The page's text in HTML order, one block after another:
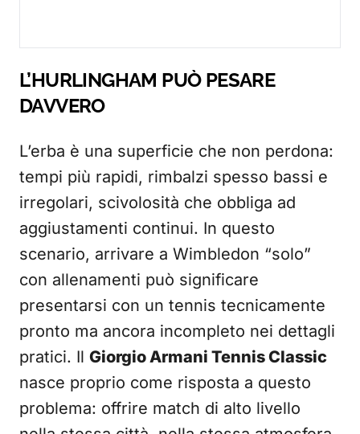
L’HURLINGHAM PUÒ PESARE
DAVVERO
L’erba è una superficie che non perdona:
tempi più rapidi, rimbalzi spesso bassi e
irregolari, scivolosità che obbliga ad
aggiustamenti continui. In questo
scenario, arrivare a Wimbledon “solo”
con allenamenti può significare
presentarsi con un tennis tecnicamente
pronto ma ancora incompleto nei dettagli
pratici. Il Giorgio Armani Tennis Classic
nasce proprio come risposta a questo
problema: offrire match di alto livello